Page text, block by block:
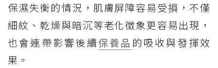
保濕失衡的情況，肌膚屏障容易受損，不僅
細紋、乾燥與暗沉等老化徵象更容易出現，
也會連帶影響後續保養品 的吸收與發揮效
果。